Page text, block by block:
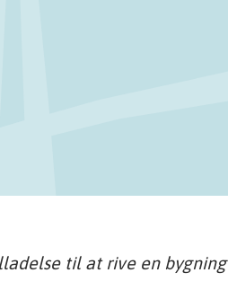
til at rive en bygning